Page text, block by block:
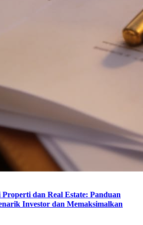
dan Real Estate: Panduan
Investor dan Memaksimalkan